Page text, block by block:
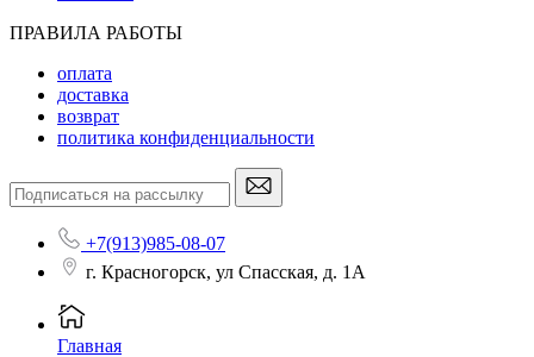
ПРАВИЛА РАБОТЫ
оплата
доставка
возврат
политика конфиденциальности
+7(913)985-08-07
г. Красногорск, ул Спасская, д. 1А
Главная